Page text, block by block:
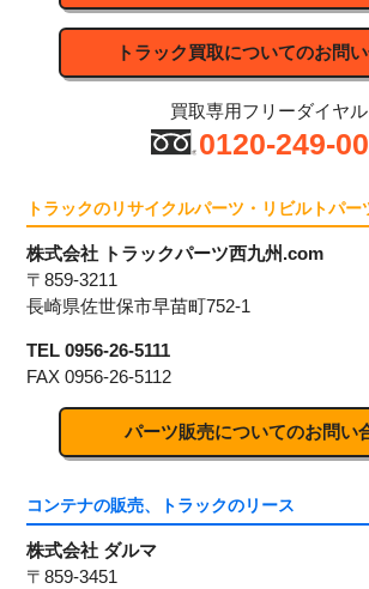
トラック買取についてのお問
買取専用フリーダイヤル
0120-249-
トラックのリサイクルパーツ・リビルトパー
株式会社 トラックパーツ西九州.com
〒859-3211
長崎県佐世保市早苗町752-1
TEL 0956-26-5111
FAX 0956-26-5112
パーツ販売についてのお問い
コンテナの販売、トラックのリース
株式会社 ダルマ
〒859-3451